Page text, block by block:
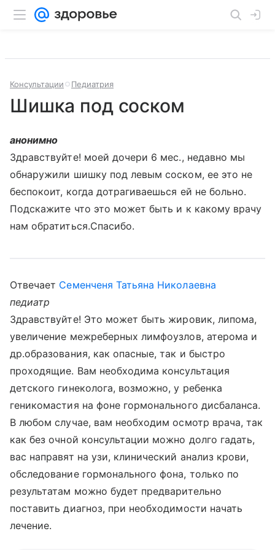
Консультации Педиатрия
Шишка под соском
анонимно
Здравствуйте! моей дочери 6 мес., недавно мы
обнаружили шишку под левым соском, ее это не
беспокоит, когда дотрагиваешься ей не больно.
Подскажите что это может быть и к какому врачу
нам обратиться.Спасибо.
Отвечает Семенченя Татьяна Николаевна
педиатр
Здравствуйте! Это может быть жировик, липома,
увеличение межреберных лимфоузлов, атерома и
др.образования, как опасные, так и быстро
проходящие. Вам необходима консультация
детского гинеколога, возможно, у ребенка
геникомастия на фоне гормонального дисбаланса.
В любом случае, вам необходим осмотр врача, так
как без очной консультации можно долго гадать,
вас направят на узи, клинический анализ крови,
обследование гормонального фона, только по
результатам можно будет предварительно
поставить диагноз, при необходимости начать
лечение.